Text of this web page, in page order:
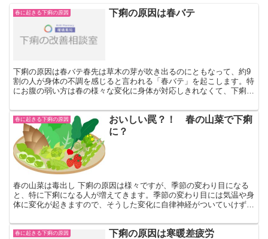
春に起きる下痢の原因 下痢の原因は春バテ
下痢の原因は春バテ春先は草木の芽が吹き出るのにともなって、約9
割の人が身体の不調を感じると言われる「春バテ」を起こします。特
にお腹の弱い方は春の様々な変化に身体が対応しきれなくて、下痢に
春に起きる下痢の原因
おいしい罠？！ 春の山菜で下痢
に？
春の山菜は毒出し 下痢の原因は様々ですが、季節の変わり目になる
と、特に下痢になる人が増えてきます。季節の変わり目には気温や身
体に変化が起きますので、そうした変化に自律神経がついていけず、
春に起きる下痢の原因 下痢の原因は寒暖差疲労